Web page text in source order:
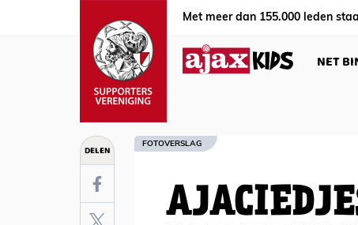
Met meer dan 155.000 leden
NET
DELEN FOTOVERSLAG